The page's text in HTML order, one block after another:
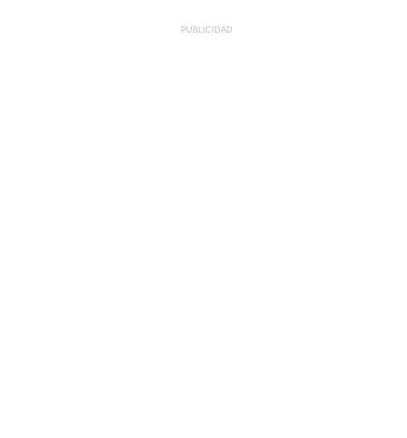
PUBLICIDAD